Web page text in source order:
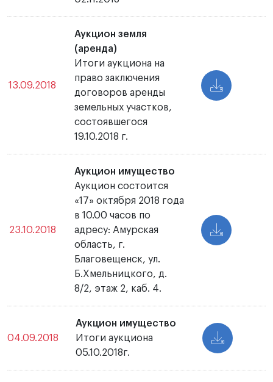
13.09.2018
Аукцион земля
(аренда)
Итоги аукциона на
право заключения
договоров аренды
земельных участков,
состоявшегося
19.10.2018 г.
23.10.2018
Аукцион имущество
Аукцион состоится
«17» октября 2018 года
в 10.00 часов по
адресу: Амурская
область, г.
Благовещенск, ул.
Б.Хмельницкого, д.
8/2, этаж 2, каб. 4.
04.09.2018
Аукцион имущество
Итоги аукциона
05.10.2018г.